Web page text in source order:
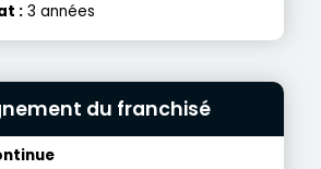
: 3 années
du franchisé